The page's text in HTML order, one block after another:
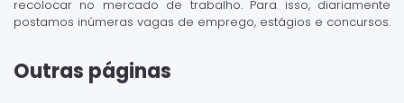
recolocar no mercado de trabalho. Para isso, diariamente
postamos inúmeras vagas de emprego, estágios e concursos.
Outras páginas